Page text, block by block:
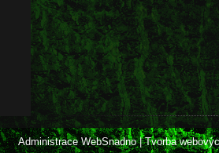
Administrace WebSnadno|Tvorba